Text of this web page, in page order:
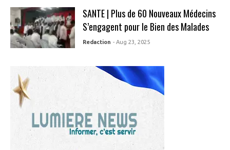
SANTE | Plus de 60 Nouveaux Médecins
S’engagent pour le Bien des Malades
Redaction - Aug 23, 2025